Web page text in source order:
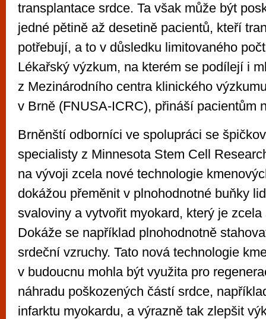
transplantace srdce. Ta však může být
jedné pětině až desetině pacientů, kteří
potřebují, a to v důsledku limitovaného
Lékařský výzkum, na kterém se podílejí i
z Mezinárodního centra klinického
v Brně (FNUSA-ICRC), přináší pacientům
Brněnští odborníci ve spolupráci se
specialisty z Minnesota Stem Cell
na vývoji zcela nové technologie
dokážou přeměnit v plnohodnotné buňky
svaloviny a vytvořit myokard, který je
Dokáže se například plnohodnotně
srdeční vzruchy. Tato nová technologie
v budoucnu mohla být využita pro
náhradu poškozených částí srdce,
infarktu myokardu, a výrazně tak zlepšit